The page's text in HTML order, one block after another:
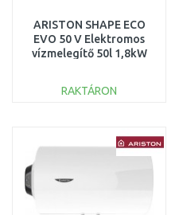
ARISTON SHAPE ECO
EVO 50 V Elektromos
vízmelegítő 50l 1,8kW
RAKTÁRON
Összehasonlítás